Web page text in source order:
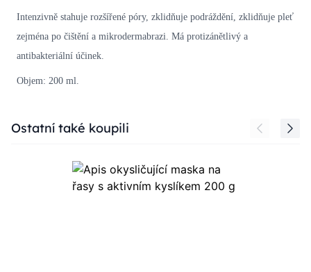
Intenzivně stahuje rozšířené póry, zklidňuje podráždění, zklidňuje pleť
zejména po čištění a mikrodermabrazi. Má protizánětlivý a
antibakteriální účinek.
Objem: 200 ml.
Press to skip carousel
Ostatní také koupili